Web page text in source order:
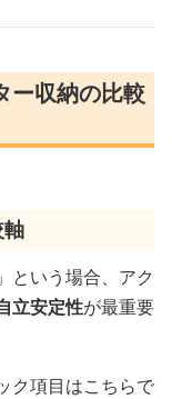
ー収納の比較
という場合、アク
立安定性が最重要
ク項目はこちらで